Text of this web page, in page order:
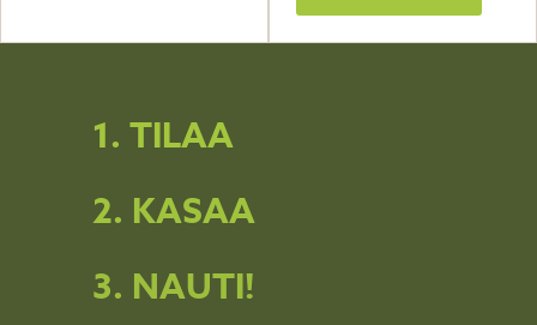
1. TILAA
2. KASAA
3. NAUTI!